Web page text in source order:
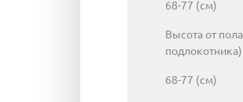
68-77 (см)
Высота от
подлокотника)
68-77 (см)